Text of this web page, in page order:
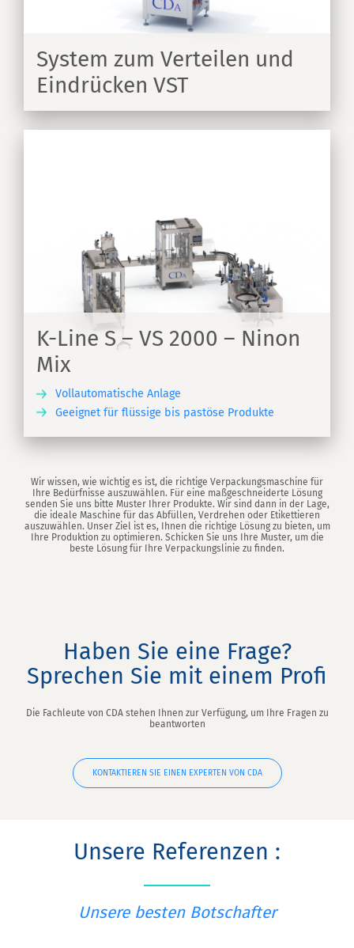
System zum Verteilen und
Eindrücken VST
K-Line S – VS 2000 – Ninon
Mix
Vollautomatische Anlage
Geeignet für flüssige bis pastöse Produkte
Wir wissen, wie wichtig es ist, die richtige Verpackungsmaschine für
Ihre Bedürfnisse auszuwählen. Für eine maßgeschneiderte Lösung
senden Sie uns bitte Muster Ihrer Produkte. Wir sind dann in der Lage,
die ideale Maschine für das Abfüllen, Verdrehen oder Etikettieren
auszuwählen. Unser Ziel ist es, Ihnen die richtige Lösung zu bieten, um
Ihre Produktion zu optimieren. Schicken Sie uns Ihre Muster, um die
beste Lösung für Ihre Verpackungslinie zu finden.
Haben Sie eine Frage?
Sprechen Sie mit einem Profi
Die Fachleute von CDA stehen Ihnen zur Verfügung, um Ihre Fragen zu
beantworten
KONTAKTIEREN SIE EINEN EXPERTEN VON CDA
Unsere Referenzen :
Unsere besten Botschafter